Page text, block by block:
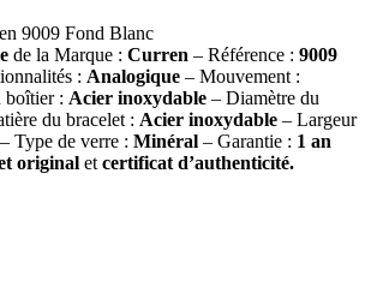
9009 Fond Blanc
de la Marque : Curren – Référence : 9009
: Analogique – Mouvement :
boîtier : Acier inoxydable – Diamètre du
du bracelet : Acier inoxydable – Largeur
– Type de verre : Minéral – Garantie : 1 an
original et certificat d’authenticité.